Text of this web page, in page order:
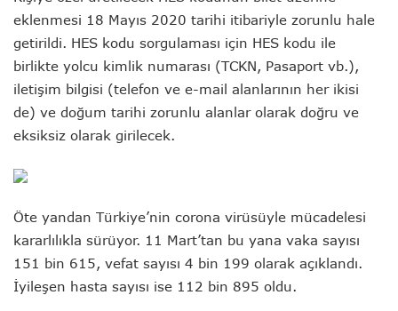
eklenmesi 18 Mayıs 2020 tarihi itibariyle zorunlu hale
getirildi. HES kodu sorgulaması için HES kodu ile
birlikte yolcu kimlik numarası (TCKN, Pasaport vb.),
iletişim bilgisi (telefon ve e-mail alanlarının her ikisi
de) ve doğum tarihi zorunlu alanlar olarak doğru ve
eksiksiz olarak girilecek.
Öte yandan Türkiye’nin corona virüsüyle mücadelesi
kararlılıkla sürüyor. 11 Mart’tan bu yana vaka sayısı
151 bin 615, vefat sayısı 4 bin 199 olarak açıklandı.
İyileşen hasta sayısı ise 112 bin 895 oldu.